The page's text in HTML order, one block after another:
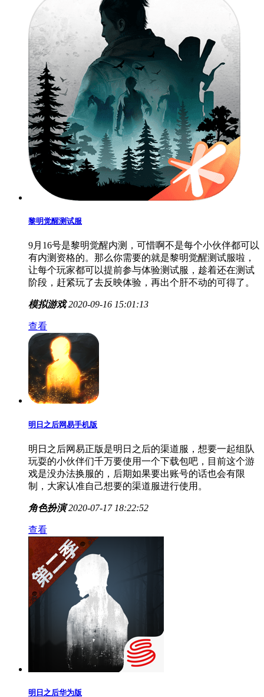
黎明觉醒测试服
9月16号是黎明觉醒内测，可惜啊不是每个小伙伴都可以
有内测资格的。那么你需要的就是黎明觉醒测试服啦，
让每个玩家都可以提前参与体验测试服，趁着还在测试
阶段，赶紧玩了去反映体验，再出个肝不动的可得了。
模拟游戏 2020-09-16 15:01:13
查看
明日之后网易手机版
明日之后网易正版是明日之后的渠道服，想要一起组队
玩耍的小伙伴们千万要使用一个下载包吧，目前这个游
戏是没办法换服的，后期如果要出账号的话也会有限
制，大家认准自己想要的渠道服进行使用。
角色扮演 2020-07-17 18:22:52
查看
明日之后华为版